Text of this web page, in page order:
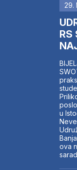
29.
RS
u
ova